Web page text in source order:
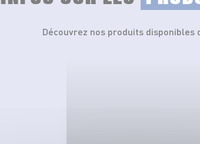
Découvrez nos produits disponibles